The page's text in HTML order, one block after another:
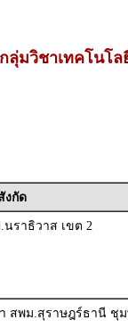
มวิชาเทคโนโล
งกัด
นราธิวาส เขต 2
า สพม.สุราษฎร์ธานี ชุ